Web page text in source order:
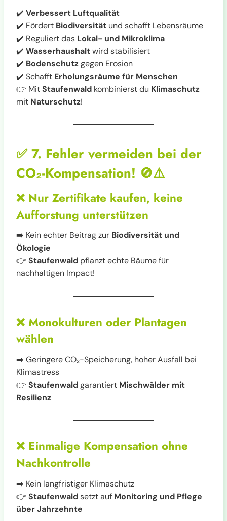
✔️ Verbessert Luftqualität
✔️ Fördert Biodiversität und schafft Lebensräume
✔️ Reguliert das Lokal- und Mikroklima
✔️ Wasserhaushaltwird stabilisiert
✔️ Bodenschutzgegen Erosion
✔️ Schafft Erholungsräume für Menschen
👉 MitStaufenwald kombinierst du Klimaschutz
mit Naturschutz!
✅7. Fehler vermeiden bei der
CO₂-Kompensation! 🚫⚠️
❌ Nur Zertifikate kaufen, keine
Aufforstung unterstützen
➡️ Kein echter Beitrag zur Biodiversität und
Ökologie
👉 Staufenwald pflanzt echte Bäume für
nachhaltigen Impact!
❌ Monokulturen oder Plantagen
wählen
➡️ Geringere CO₂-Speicherung, hoher Ausfall bei
Klimastress
👉 Staufenwaldgarantiert Mischwälder mit
Resilienz
❌ Einmalige Kompensation ohne
Nachkontrolle
➡️ Kein langfristiger Klimaschutz
👉 Staufenwaldsetzt auf Monitoring und Pflege
über Jahrzehnte